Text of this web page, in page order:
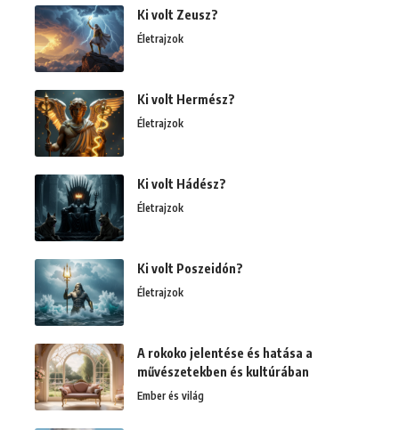
Ki volt Zeusz?
Életrajzok
Ki volt Hermész?
Életrajzok
Ki volt Hádész?
Életrajzok
Ki volt Poszeidón?
Életrajzok
A rokoko jelentése és hatása a
művészetekben és kultúrában
Ember és világ